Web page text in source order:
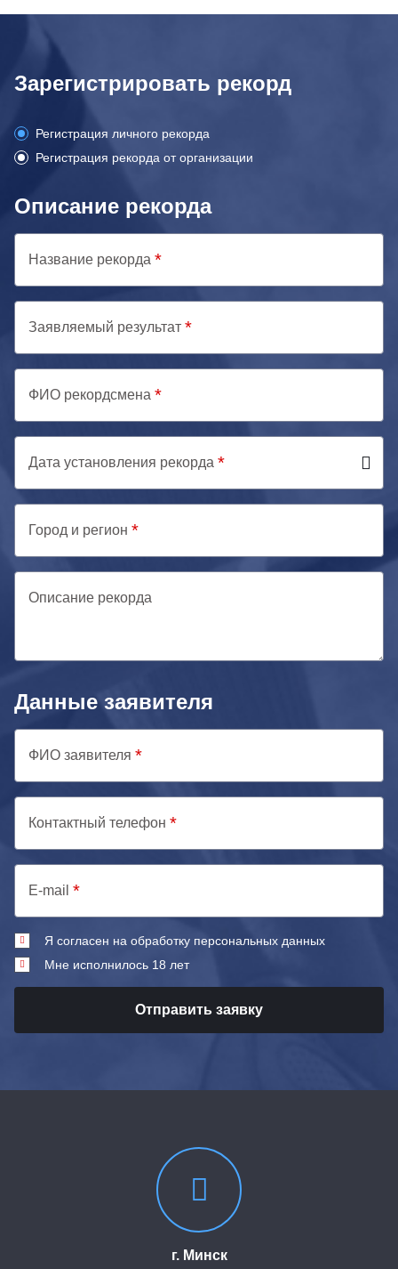
Зарегистрировать рекорд
Регистрация личного рекорда
Регистрация рекорда от организации
Описание рекорда
Название рекорда
Заявляемый результат
ФИО рекордсмена
Дата установления рекорда
Город и регион
Описание рекорда
Данные заявителя
ФИО заявителя
Контактный телефон
E-mail
Я согласен на обработку персональных данных
Мне исполнилось 18 лет
Отправить заявку
г. Минск